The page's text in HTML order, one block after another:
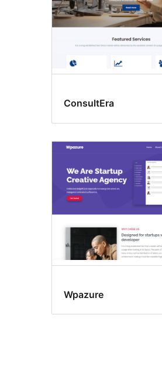
ConsultEra
Wpazure